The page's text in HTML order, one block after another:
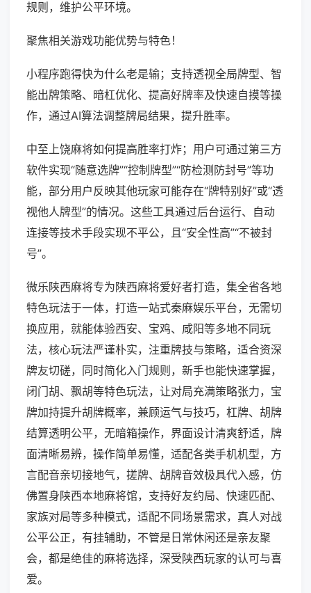
规则，维护公平环境。
聚焦相关游戏功能优势与特色！
小程序跑得快为什么老是输；支持透视全局牌型、智
能出牌策略、暗杠优化、提高好牌率及快速自摸等操
作，通过AI算法调整牌局结果，提升胜率。
中至上饶麻将如何提高胜率打炸；用户可通过第三方
软件实现“随意选牌”“控制牌型”“防检测防封号”等功
能，部分用户反映其他玩家可能存在“牌特别好”或“透
视他人牌型”的情况。这些工具通过后台运行、自动
连接等技术手段实现不平公，且“安全性高”“不被封
号”。
微乐陕西麻将专为陕西麻将爱好者打造，集全省各地
特色玩法于一体，打造一站式秦麻娱乐平台，无需切
换应用，就能体验西安、宝鸡、咸阳等多地不同玩
法，核心玩法严谨朴实，注重牌技与策略，适合资深
牌友切磋，同时简化入门规则，新手也能快速掌握，
闭门胡、飘胡等特色玩法，让对局充满策略张力，宝
牌加持提升胡牌概率，兼顾运气与技巧，杠牌、胡牌
结算透明公平，无暗箱操作，界面设计清爽舒适，牌
面清晰易辨，操作简单易懂，适配各类手机机型，方
言配音亲切接地气，搓牌、胡牌音效极具代入感，仿
佛置身陕西本地麻将馆，支持好友约局、快速匹配、
家族对局等多种模式，适配不同场景需求，真人对战
公平公正，有挂辅助，不管是日常休闲还是亲友聚
会，都是绝佳的麻将选择，深受陕西玩家的认可与喜
爱。